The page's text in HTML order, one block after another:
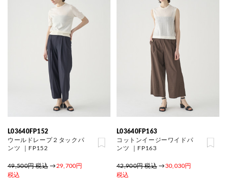
L03640FP152
ウールドレープ２タックパ
ンツ ｜FP152
49,500円 税込 →29,700円
税込
L03640FP163
コットンイージーワイドパ
ンツ ｜FP163
42,900円 税込 →30,030円
税込